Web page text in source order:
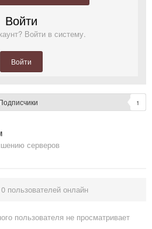
Войти
Войти в систему.
Войти
1
серверов
0 пользователей онлайн
пользователя не просматривает